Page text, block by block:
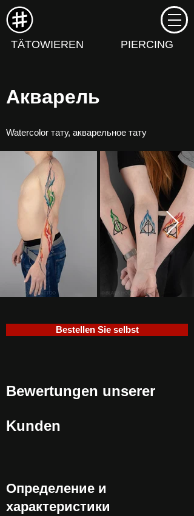
TÄTOWIEREN PIERCING
Акварель
Watercolor тату, акварельное тату
Bestellen Sie selbst
Bewertungen unserer
Kunden
Определение и
характеристики